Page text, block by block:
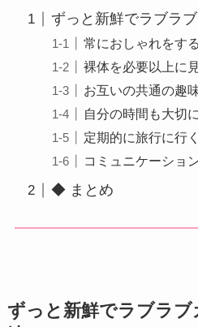
ずっと新鮮でラブラ
常におしゃれをする
裸体を必要以上に
お互いの共通の趣
自分の時間も大切
定期的に旅行に行く
コミュニケーショ
◆ まとめ
ずっと新鮮でラブラ